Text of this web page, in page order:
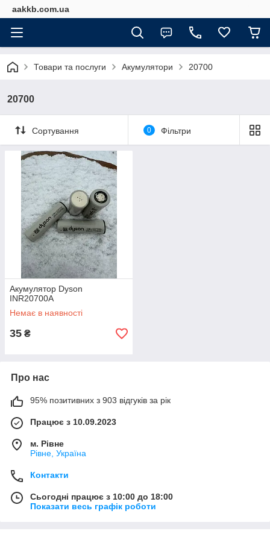
aakkb.com.ua
Товари та послуги Акумулятори 20700
20700
Сортування 0 Фільтри
Акумулятор Dyson
INR20700A
Немає в наявності
35 ₴
Про нас
95% позитивних з 903 відгуків за рік
Працює з 10.09.2023
м. Рівне
Рівне, Україна
Контакти
Сьогодні працює з 10:00 до 18:00
Показати весь графік роботи